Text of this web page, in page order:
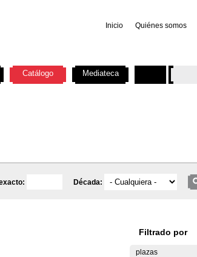
Inicio Quiénes somos
Década:
Filtrado por
plazas
Catálogo Mediateca